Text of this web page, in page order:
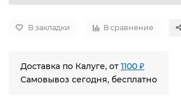
В закладки В сравнение
Доставка по Калуге, от 1100 ₽
Самовывоз сегодня, бесплатно